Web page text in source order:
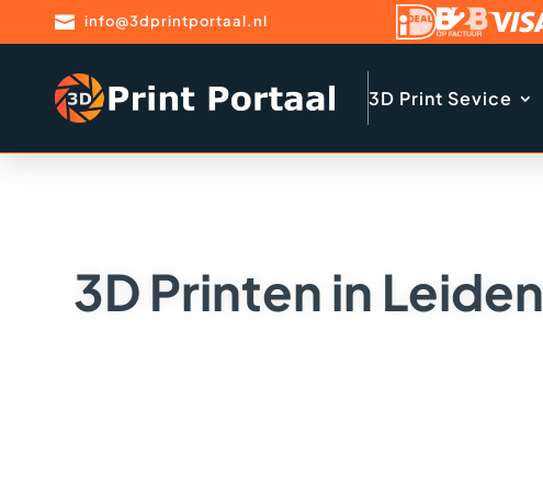
 info@3dprintportaal.nl
3D Print Sevice
3D Printen in Leiden